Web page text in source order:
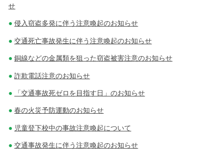
せ
侵入窃盗多発に伴う注意喚起のお知らせ
交通死亡事故発生に伴う注意喚起のお知らせ
銅線などの金属類を狙った窃盗被害注意のお知らせ
詐欺電話注意のお知らせ
「交通事故死ゼロを目指す日」のお知らせ
春の火災予防運動のお知らせ
児童登下校中の事故注意喚起について
交通事故発生に伴う注意喚起のお知らせ